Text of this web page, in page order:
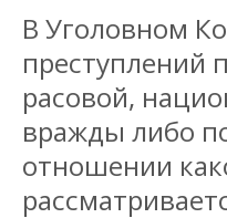
В Уголовном
преступлений
расовой,
вражды либо
отношении